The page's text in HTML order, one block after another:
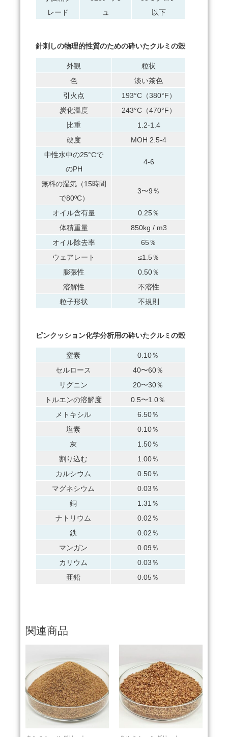
レード
ュ
以下
針刺しの物理的性質のための砕いたクルミの殻
外観
粒状
色
淡い茶色
引火点
193°C（380°F）
炭化温度
243°C（470°F）
比重
1.2-1.4
硬度
MOH 2.5-4
中性水中の25°Cで
のPH
4-6
無料の湿気（15時間
で80ºC）
3〜9％
オイル含有量
0.25％
体積重量
850kg / m3
オイル除去率
65％
ウェアレート
≤1.5％
膨張性
0.50％
溶解性
不溶性
粒子形状
不規則
ピンクッション化学分析用の砕いたクルミの殻
窒素
0.10％
セルロース
40〜60％
リグニン
20〜30％
トルエンの溶解度
0.5〜1.0％
メトキシル
6.50％
塩素
0.10％
灰
1.50％
割り込む
1.00％
カルシウム
0.50％
マグネシウム
0.03％
銅
1.31％
ナトリウム
0.02％
鉄
0.02％
マンガン
0.09％
カリウム
0.03％
亜鉛
0.05％
関連商品